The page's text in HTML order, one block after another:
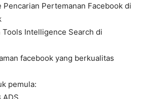
Pencarian Pertemanan Facebook di
Tools Intelligence Search di
facebook yang berkualitas
pemula: